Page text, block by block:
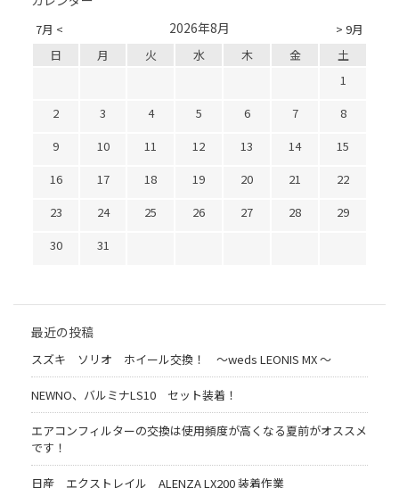
7月 < > 9月
2026年8月
日 月 火 水 木 金
土
1
2
3 4 5 6 7
8
9
10 11 12 13 14
15
16
17 18 19 20 21
22
23
24 25 26 27 28
29
30
31
最近の投稿
スズキ ソリオ ホイール交換！ 〜weds LEONIS MX 〜
NEWNO、バルミナLS10 セット装着！
エアコンフィルターの交換は使用頻度が高くなる夏前がオススメ
です！
日産 エクストレイル ALENZA LX200 装着作業